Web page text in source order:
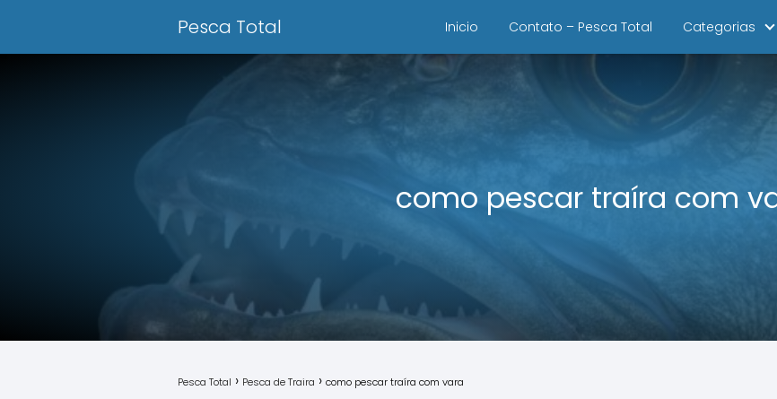
Pesca Total Inicio Contato – Pesca Total Categorias
como pescar traíra com
Pesca Total Pesca de Traira como pescar traíra com vara